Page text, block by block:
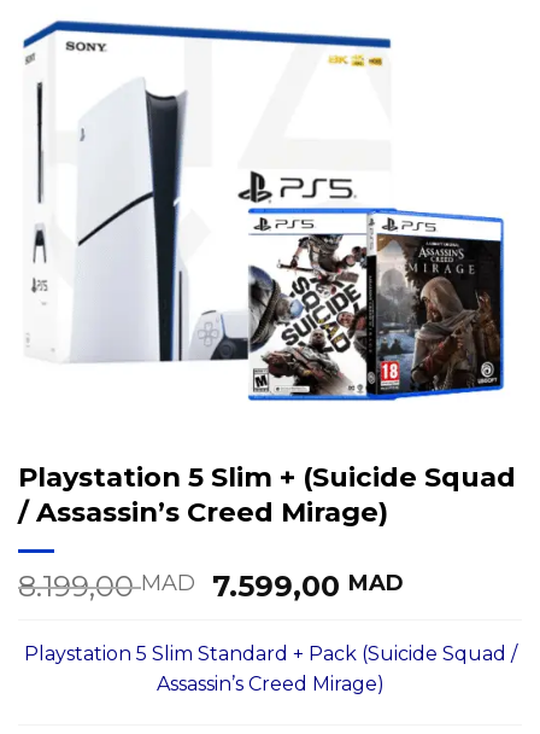
Playstation 5 Slim + (Suicide Squad
/ Assassin’s Creed Mirage)
8.199,00MAD
Le
initial
était :
8.199,00 MAD.
7.599,00 MAD
actuel
est :
Playstation 5 Slim Standard + Pack (Suicide Squad /
Assassin’s Creed Mirage)